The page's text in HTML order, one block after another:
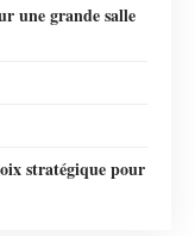
une grande salle
stratégique pour